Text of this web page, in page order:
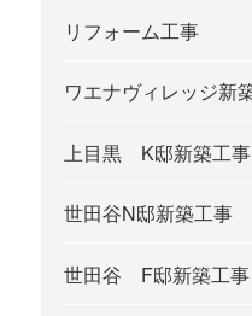
リフォーム工事
ワエナヴィレッジ新
上目黒 K邸新築工事
世田谷N邸新築工事
世田谷 F邸新築工事